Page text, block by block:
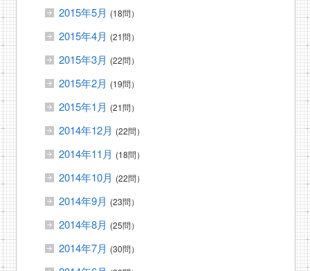
2015年5月 (18問）
2015年4月 (21問）
2015年3月 (22問）
2015年2月 (19問）
2015年1月 (21問）
2014年12月 (22問）
2014年11月 (18問）
2014年10月 (22問）
2014年9月 (23問）
2014年8月 (25問）
2014年7月 (30問）